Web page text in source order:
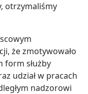
otrzymaliśmy
że zmotywowało
form służby
udział w pracach
nadzorowi